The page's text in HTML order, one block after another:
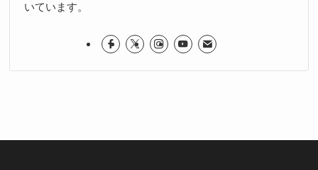
いています。